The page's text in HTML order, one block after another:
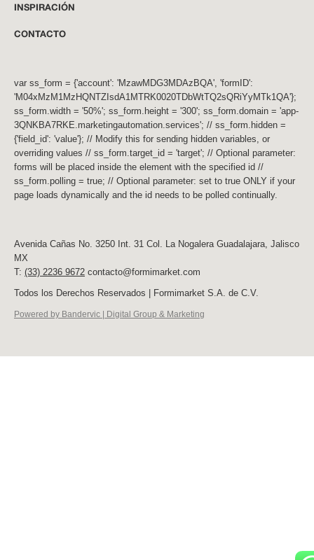
INSPIRACIÓN
CONTACTO
var ss_form = {'account': 'MzawMDG3MDAzBQA', 'formID':
'M04xMzM1MzHQNTZIsdA1MTRK0020TDbWtTQ2sQRiYyMTk1QA'};
ss_form.width = '50%'; ss_form.height = '300'; ss_form.domain = 'app-
3QNKBA7RKE.marketingautomation.services'; // ss_form.hidden =
{'field_id': 'value'}; // Modify this for sending hidden variables, or
overriding values // ss_form.target_id = 'target'; // Optional parameter:
forms will be placed inside the element with the specified id //
ss_form.polling = true; // Optional parameter: set to true ONLY if your
page loads dynamically and the id needs to be polled continually.
Avenida Cañas No. 3250 Int. 31 Col. La Nogalera Guadalajara, Jalisco
MX
T: (33) 2236 9672 contacto@formimarket.com
Todos los Derechos Reservados | Formimarket S.A. de C.V.
Powered by Bandervic | Digital Group & Marketing